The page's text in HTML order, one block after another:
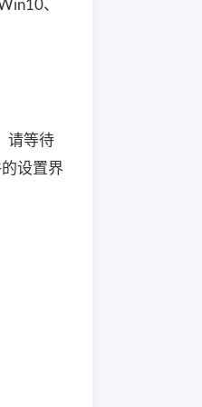
、
请等待
设置界